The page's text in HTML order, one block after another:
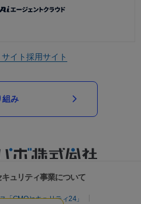
イト採用サイト
組み
ュリティ事業について
「GMOセキュリティ24」